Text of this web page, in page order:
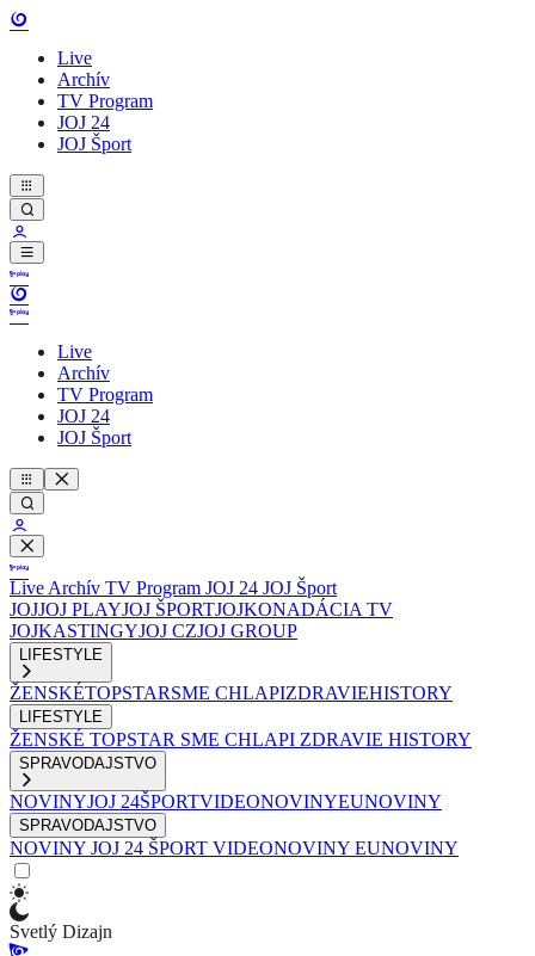
Live
Archív
TV Program
JOJ 24
JOJ Šport
Live
Archív
TV Program
JOJ 24
JOJ Šport
Live Archív TV Program JOJ 24 JOJ Šport
JOJJOJ PLAYJOJ ŠPORTJOJKONADÁCIA TV
JOJKASTINGYJOJ CZJOJ GROUP
LIFESTYLE
ŽENSKÉTOPSTARSME CHLAPIZDRAVIEHISTORY
LIFESTYLE
ŽENSKÉ TOPSTAR SME CHLAPI ZDRAVIE HISTORY
SPRAVODAJSTVO
NOVINYJOJ 24ŠPORTVIDEONOVINYEUNOVINY
SPRAVODAJSTVO
NOVINY JOJ 24 ŠPORT VIDEONOVINY EUNOVINY
Svetlý Dizajn